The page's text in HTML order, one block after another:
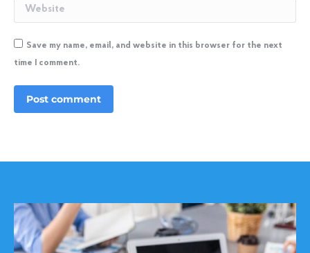
Website
Save my name, email, and website in this browser for the next
time I comment.
Post comment